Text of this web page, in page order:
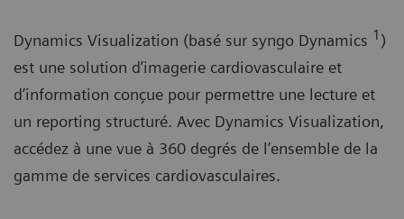
Dynamics Visualization (basé sur syngo Dynamics 1 )
est une solution d’imagerie cardiovasculaire et
d’information conçue pour permettre une lecture et
un reporting structuré. Avec Dynamics Visualization,
accédez à une vue à 360 degrés de l’ensemble de la
gamme de services cardiovasculaires.